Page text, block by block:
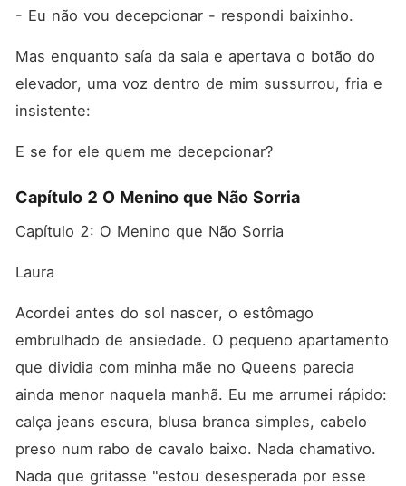
- Eu não vou decepcionar - respondi baixinho.
Mas enquanto saía da sala e apertava o botão do
elevador, uma voz dentro de mim sussurrou, fria e
insistente:
E se for ele quem me decepcionar?
Capítulo 2 O Menino que Não Sorria
Capítulo 2: O Menino que Não Sorria
Laura
Acordei antes do sol nascer, o estômago
embrulhado de ansiedade. O pequeno apartamento
que dividia com minha mãe no Queens parecia
ainda menor naquela manhã. Eu me arrumei rápido:
calça jeans escura, blusa branca simples, cabelo
preso num rabo de cavalo baixo. Nada chamativo.
Nada que gritasse "estou desesperada por esse